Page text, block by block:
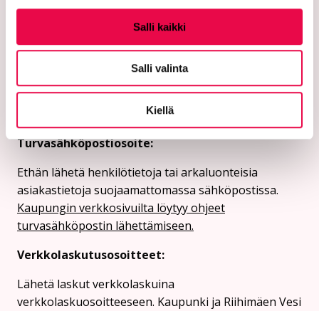
Salli kaikki
Salli valinta
Kiellä
PL 125 (Eteläinen Asemakatu 2)
Sähköpostiosoitteet:
etunimi.sukunimi@riihimaki.fi
Turvasähköpostiosoite:
Ethän lähetä henkilötietoja tai arkaluonteisia
asiakastietoja suojaamattomassa sähköpostissa.
Kaupungin verkkosivuilta löytyy ohjeet
turvasähköpostin lähettämiseen.
Verkkolaskutusosoitteet:
Lähetä laskut verkkolaskuina
verkkolaskuosoitteeseen. Kaupunki ja Riihimäen Vesi